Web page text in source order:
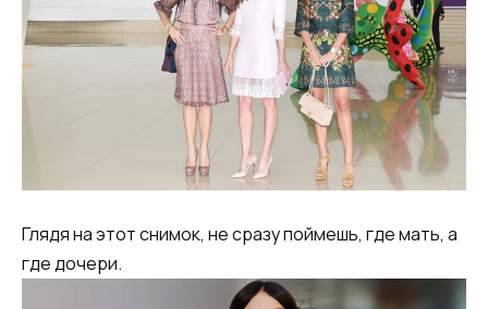
Глядя на этот снимок, не сразу поймешь, где мать, а
где дочери.